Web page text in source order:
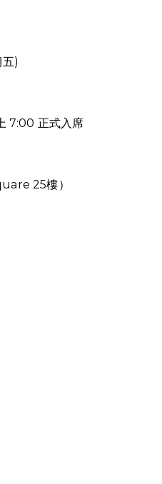
)
7:00 正式入席
25樓）